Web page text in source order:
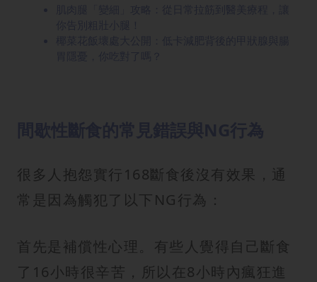
很多人抱怨實行168斷食後沒有效果，通
常是因為觸犯了以下NG行為：
首先是補償性心理。有些人覺得自己斷食
了16小時很辛苦，所以在8小時內瘋狂進